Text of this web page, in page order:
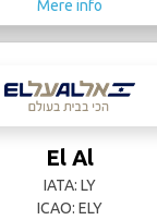
Mere info
El Al
IATA: LY
ICAO: ELY